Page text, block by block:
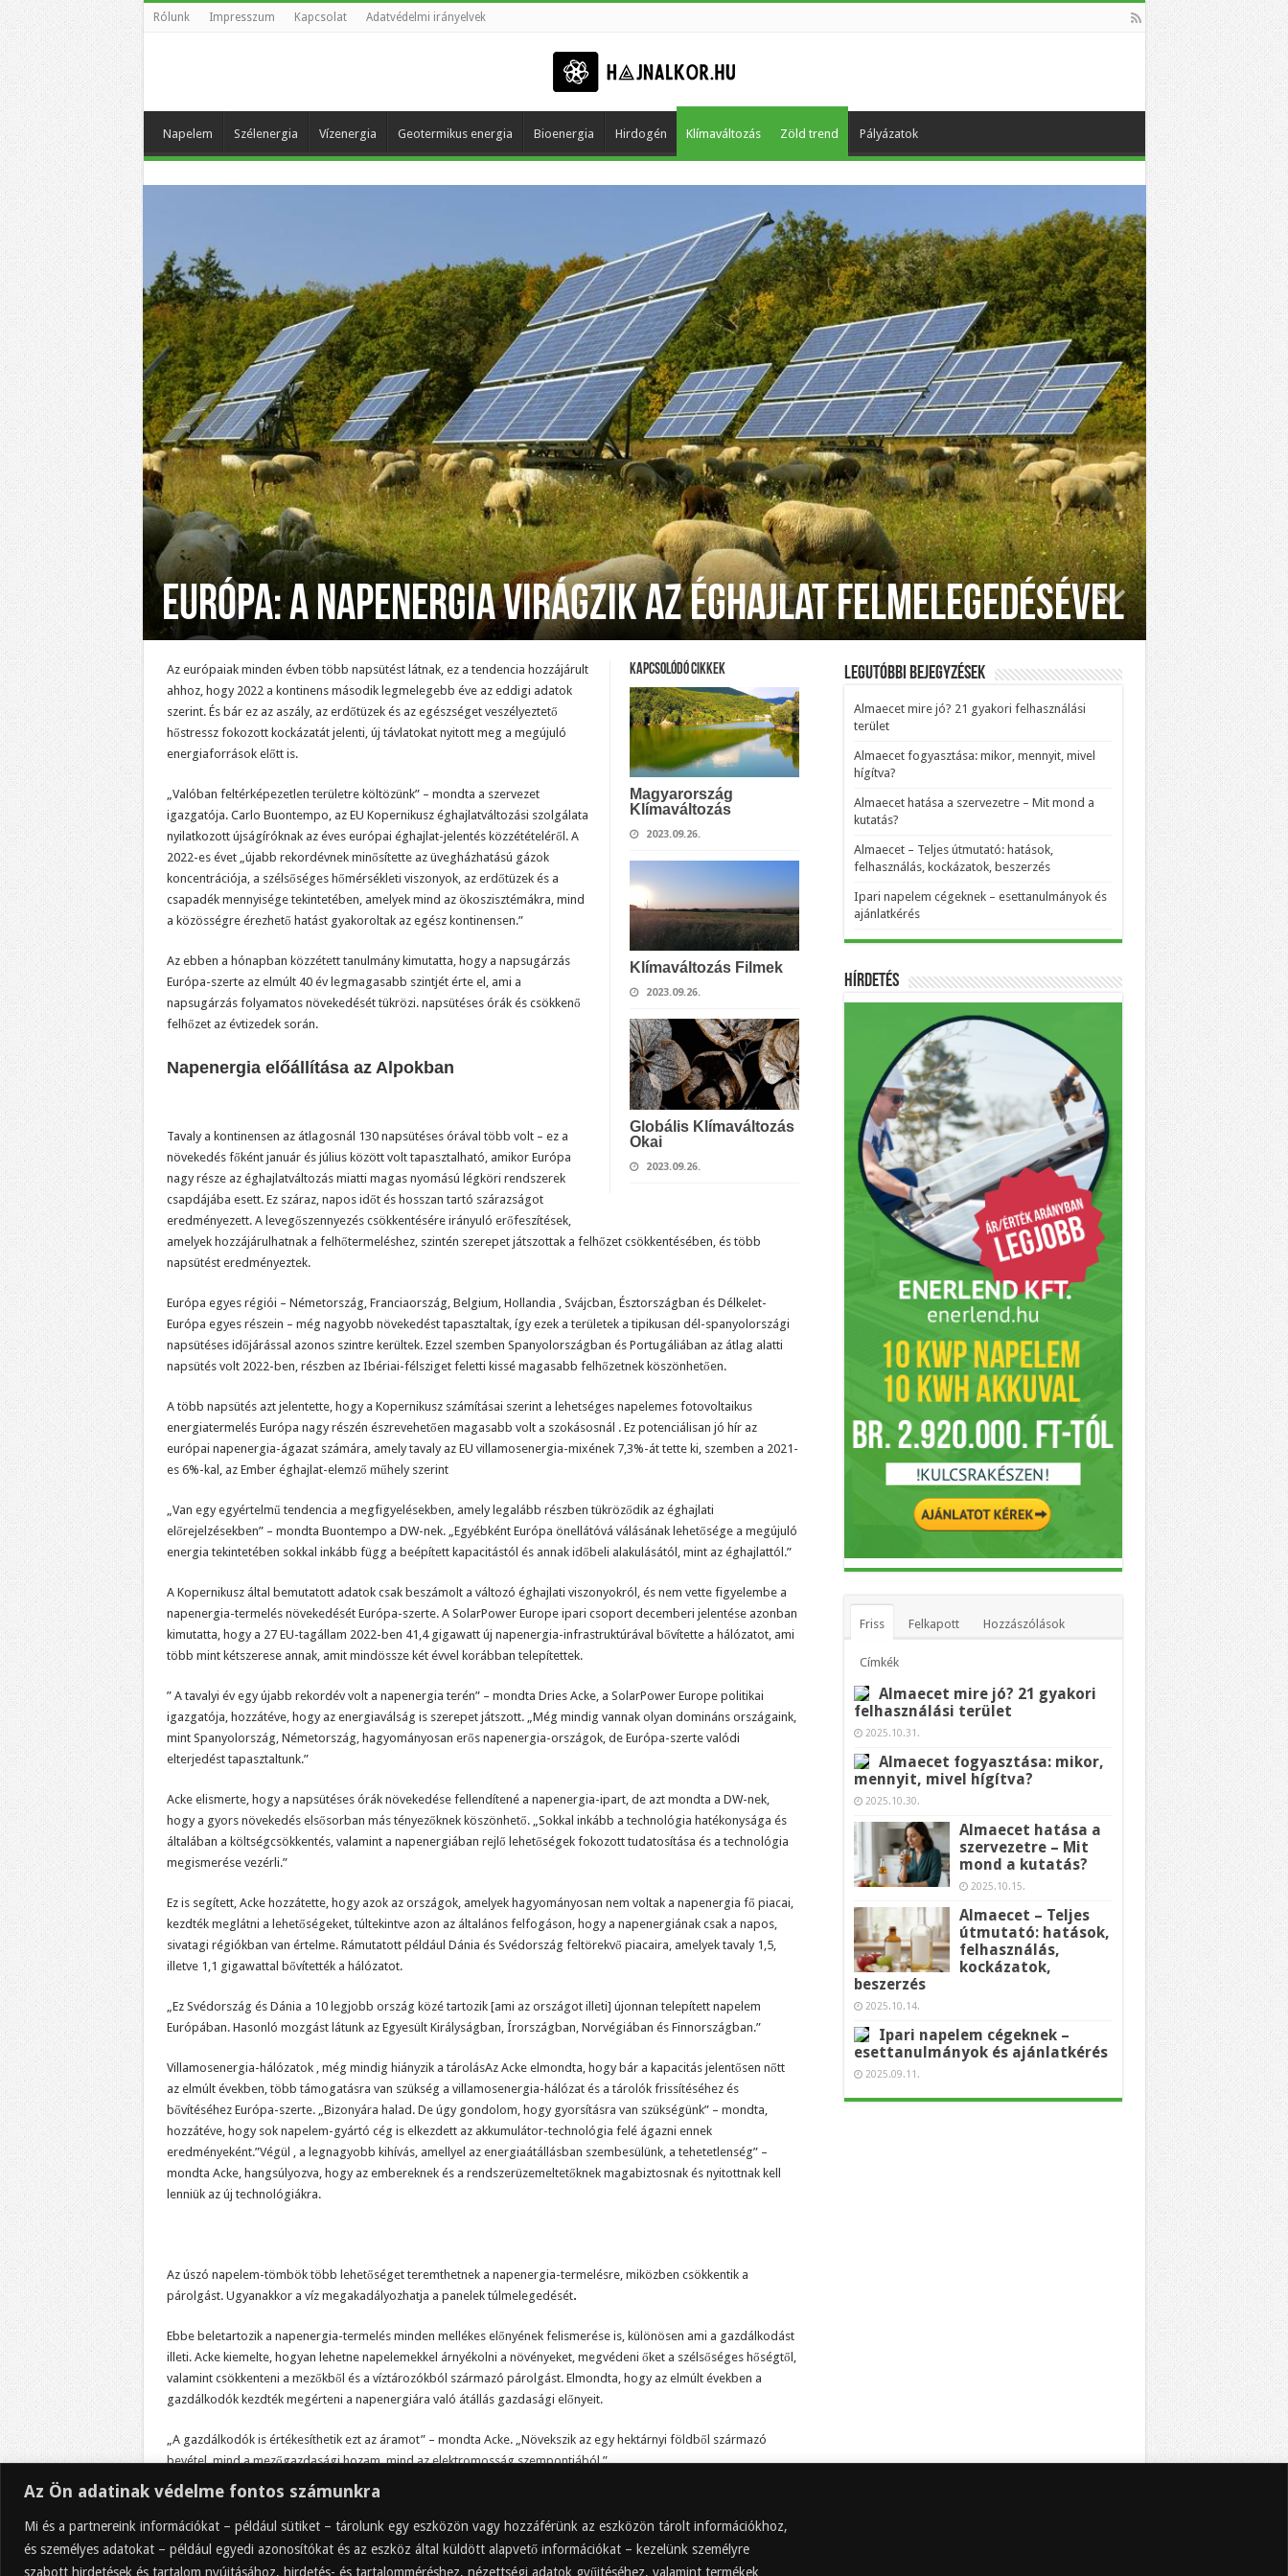
Az Ön adatinak védelme fontos számunkra
Mi és a partnereink információkat – például sütiket – tárolunk egy eszközön vagy hozzáférünk az eszközön tárolt információkhoz,
és személyes adatokat – például egyedi azonosítókat és az eszköz által küldött alapvető információkat – kezelünk személyre
szabott hirdetések és tartalom nyújtásához, hirdetés- és tartalomméréshez, nézettségi adatok gyűjtéséhez, valamint termékek
Rólunk Impresszum Kapcsolat Adatvédelmi irányelvek
Napelem Szélenergia Vízenergia Geotermikus energia Bioenergia Hirdogén Klímaváltozás Zöld trend Pályázatok
Európa: A napenergia virágzik az éghajlat felmelegedésével
Kapcsolódó cikkek
Magyarország
Klímaváltozás
2023.09.26.
Klímaváltozás Filmek
2023.09.26.
Globális Klímaváltozás
Okai
2023.09.26.
Az európaiak minden évben több napsütést látnak, ez a tendencia hozzájárult
ahhoz, hogy 2022 a kontinens második legmelegebb éve az eddigi adatok
szerint. És bár ez az aszály, az erdőtüzek és az egészséget veszélyeztető
hőstressz fokozott kockázatát jelenti, új távlatokat nyitott meg a megújuló
energiaforrások előtt is.
„Valóban feltérképezetlen területre költözünk” – mondta a szervezet
igazgatója. Carlo Buontempo, az EU Kopernikusz éghajlatváltozási szolgálata
nyilatkozott újságíróknak az éves európai éghajlat-jelentés közzétételéről. A
2022-es évet „újabb rekordévnek minősítette az üvegházhatású gázok
koncentrációja, a szélsőséges hőmérsékleti viszonyok, az erdőtüzek és a
csapadék mennyisége tekintetében, amelyek mind az ökoszisztémákra, mind
a közösségre érezhető hatást gyakoroltak az egész kontinensen.”
Az ebben a hónapban közzétett tanulmány kimutatta, hogy a napsugárzás
Európa-szerte az elmúlt 40 év legmagasabb szintjét érte el, ami a
napsugárzás folyamatos növekedését tükrözi. napsütéses órák és csökkenő
felhőzet az évtizedek során.
Napenergia előállítása az Alpokban
Tavaly a kontinensen az átlagosnál 130 napsütéses órával több volt – ez a
növekedés főként január és július között volt tapasztalható, amikor Európa
nagy része az éghajlatváltozás miatti magas nyomású légköri rendszerek
csapdájába esett. Ez száraz, napos időt és hosszan tartó szárazságot
eredményezett. A levegőszennyezés csökkentésére irányuló erőfeszítések,
amelyek hozzájárulhatnak a felhőtermeléshez, szintén szerepet játszottak a felhőzet csökkentésében, és több
napsütést eredményeztek.
Európa egyes régiói – Németország, Franciaország, Belgium, Hollandia , Svájcban, Észtországban és Délkelet-
Európa egyes részein – még nagyobb növekedést tapasztaltak, így ezek a területek a tipikusan dél-spanyolországi
napsütéses időjárással azonos szintre kerültek. Ezzel szemben Spanyolországban és Portugáliában az átlag alatti
napsütés volt 2022-ben, részben az Ibériai-félsziget feletti kissé magasabb felhőzetnek köszönhetően.
A több napsütés azt jelentette, hogy a Kopernikusz számításai szerint a lehetséges napelemes fotovoltaikus
energiatermelés Európa nagy részén észrevehetően magasabb volt a szokásosnál . Ez potenciálisan jó hír az
európai napenergia-ágazat számára, amely tavaly az EU villamosenergia-mixének 7,3%-át tette ki, szemben a 2021-
es 6%-kal, az Ember éghajlat-elemző műhely szerint
„Van egy egyértelmű tendencia a megfigyelésekben, amely legalább részben tükröződik az éghajlati
előrejelzésekben” – mondta Buontempo a DW-nek. „Egyébként Európa önellátóvá válásának lehetősége a megújuló
energia tekintetében sokkal inkább függ a beépített kapacitástól és annak időbeli alakulásától, mint az éghajlattól.”
A Kopernikusz által bemutatott adatok csak beszámolt a változó éghajlati viszonyokról, és nem vette figyelembe a
napenergia-termelés növekedését Európa-szerte. A SolarPower Europe ipari csoport decemberi jelentése azonban
kimutatta, hogy a 27 EU-tagállam 2022-ben 41,4 gigawatt új napenergia-infrastruktúrával bővítette a hálózatot, ami
több mint kétszerese annak, amit mindössze két évvel korábban telepítettek.
” A tavalyi év egy újabb rekordév volt a napenergia terén” – mondta Dries Acke, a SolarPower Europe politikai
igazgatója, hozzátéve, hogy az energiaválság is szerepet játszott. „Még mindig vannak olyan domináns országaink,
mint Spanyolország, Németország, hagyományosan erős napenergia-országok, de Európa-szerte valódi
elterjedést tapasztaltunk.”
Acke elismerte, hogy a napsütéses órák növekedése fellendítené a napenergia-ipart, de azt mondta a DW-nek,
hogy a gyors növekedés elsősorban más tényezőknek köszönhető. „Sokkal inkább a technológia hatékonysága és
általában a költségcsökkentés, valamint a napenergiában rejlő lehetőségek fokozott tudatosítása és a technológia
megismerése vezérli.”
Ez is segített, Acke hozzátette, hogy azok az országok, amelyek hagyományosan nem voltak a napenergia fő piacai,
kezdték meglátni a lehetőségeket, túltekintve azon az általános felfogáson, hogy a napenergiának csak a napos,
sivatagi régiókban van értelme. Rámutatott például Dánia és Svédország feltörekvő piacaira, amelyek tavaly 1,5,
illetve 1,1 gigawattal bővítették a hálózatot.
„Ez Svédország és Dánia a 10 legjobb ország közé tartozik [ami az országot illeti] újonnan telepített napelem
Európában. Hasonló mozgást látunk az Egyesült Királyságban, Írországban, Norvégiában és Finnországban.”
Villamosenergia-hálózatok , még mindig hiányzik a tárolásAz Acke elmondta, hogy bár a kapacitás jelentősen nőtt
az elmúlt években, több támogatásra van szükség a villamosenergia-hálózat és a tárolók frissítéséhez és
bővítéséhez Európa-szerte. „Bizonyára halad. De úgy gondolom, hogy gyorsításra van szükségünk” – mondta,
hozzátéve, hogy sok napelem-gyártó cég is elkezdett az akkumulátor-technológia felé ágazni ennek
eredményeként.”Végül , a legnagyobb kihívás, amellyel az energiaátállásban szembesülünk, a tehetetlenség” –
mondta Acke, hangsúlyozva, hogy az embereknek és a rendszerüzemeltetőknek magabiztosnak és nyitottnak kell
lenniük az új technológiákra.
Az úszó napelem-tömbök több lehetőséget teremthetnek a napenergia-termelésre, miközben csökkentik a
párolgást. Ugyanakkor a víz megakadályozhatja a panelek túlmelegedését.
Ebbe beletartozik a napenergia-termelés minden mellékes előnyének felismerése is, különösen ami a gazdálkodást
illeti. Acke kiemelte, hogyan lehetne napelemekkel árnyékolni a növényeket, megvédeni őket a szélsőséges hőségtől,
valamint csökkenteni a mezőkből és a víztározókból származó párolgást. Elmondta, hogy az elmúlt években a
gazdálkodók kezdték megérteni a napenergiára való átállás gazdasági előnyeit.
„A gazdálkodók is értékesíthetik ezt az áramot” – mondta Acke. „Növekszik az egy hektárnyi földből származó
bevétel, mind a mezőgazdasági hozam, mind az elektromosság szempontjából.”
Szerkesztette: Tamsin Walker
Legutóbbi bejegyzések
Almaecet mire jó? 21 gyakori felhasználási
terület
Almaecet fogyasztása: mikor, mennyit, mivel
hígítva?
Almaecet hatása a szervezetre – Mit mond a
kutatás?
Almaecet – Teljes útmutató: hatások,
felhasználás, kockázatok, beszerzés
Ipari napelem cégeknek – esettanulmányok és
ajánlatkérés
Hírdetés
Friss Felkapott Hozzászólások
Címkék
Almaecet mire jó? 21 gyakori
felhasználási terület
2025.10.31.
Almaecet fogyasztása: mikor,
mennyit, mivel hígítva?
2025.10.30.
Almaecet hatása a
szervezetre – Mit
mond a kutatás?
2025.10.15.
Almaecet – Teljes
útmutató: hatások,
felhasználás,
kockázatok,
beszerzés
2025.10.14.
Ipari napelem cégeknek –
esettanulmányok és ajánlatkérés
2025.09.11.